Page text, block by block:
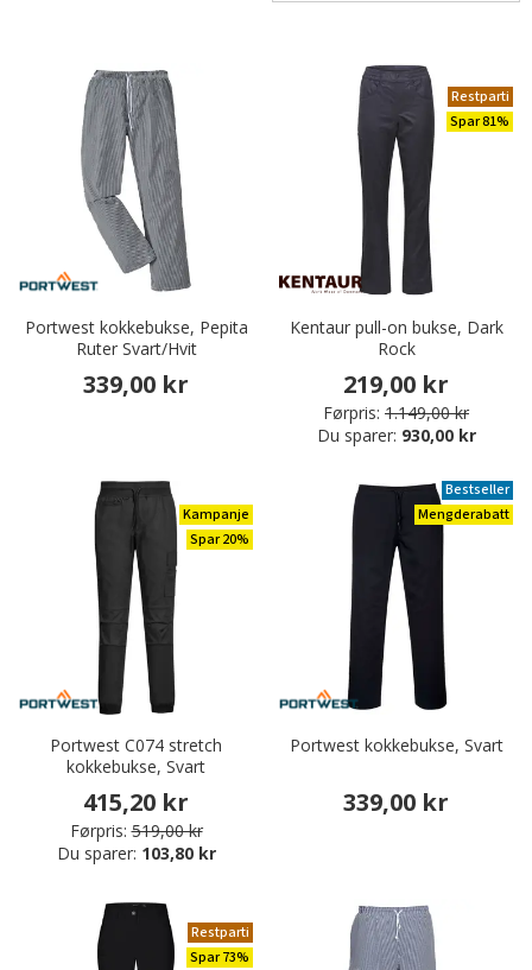
Portwest kokkebukse, Pepita
Ruter Svart/Hvit
339,00 kr
Restparti
Spar 81%
Kentaur pull-on bukse, Dark
Rock
219,00 kr
Førpris: 1.149,00 kr
Du sparer: 930,00 kr
Kampanje
Spar 20%
Portwest C074 stretch
kokkebukse, Svart
415,20 kr
Førpris: 519,00 kr
Du sparer: 103,80 kr
Bestseller
Mengderabatt
Portwest kokkebukse, Svart
339,00 kr
Restparti
Spar 73%